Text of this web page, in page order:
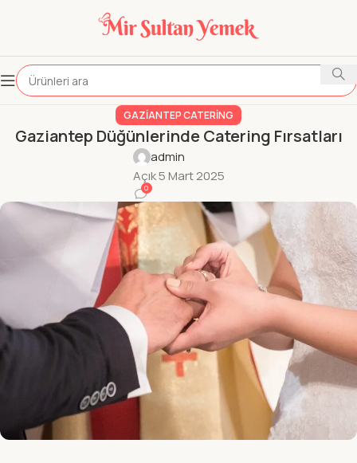
GAZIANTEP CATERING
Gaziantep Düğünlerinde Catering Fırsatları
admin
Açık 5 Mart 2025
0